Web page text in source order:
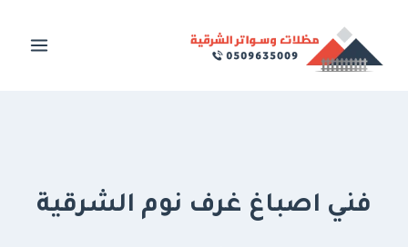
المحتوى
فني اصباغ غرف نوم الشرقية